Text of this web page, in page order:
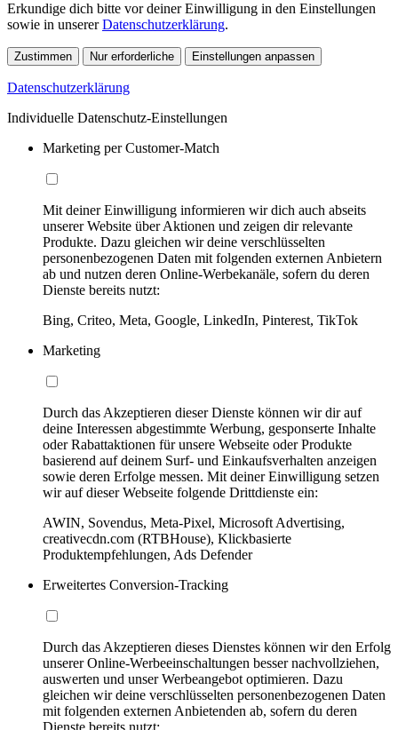
Erkundige dich bitte vor deiner Einwilligung in den Einstellungen
sowie in unsererDatenschutzerklärung.
Zustimmen Nur erforderliche Einstellungen anpassen
Datenschutzerklärung
Individuelle Datenschutz-Einstellungen
Marketing per Customer-Match
Mit deiner Einwilligung informieren wir dich auch abseits
unserer Website über Aktionen und zeigen dir relevante
Produkte. Dazu gleichen wir deine verschlüsselten
personenbezogenen Daten mit folgenden externen Anbietern
ab und nutzen deren Online-Werbekanäle, sofern du deren
Dienste bereits nutzt:
Bing, Criteo, Meta, Google, LinkedIn, Pinterest, TikTok
Marketing
Durch das Akzeptieren dieser Dienste können wir dir auf
deine Interessen abgestimmte Werbung, gesponserte Inhalte
oder Rabattaktionen für unsere Webseite oder Produkte
basierend auf deinem Surf- und Einkaufsverhalten anzeigen
sowie deren Erfolge messen. Mit deiner Einwilligung setzen
wir auf dieser Webseite folgende Drittdienste ein:
AWIN, Sovendus, Meta-Pixel, Microsoft Advertising,
creativecdn.com (RTBHouse), Klickbasierte
Produktempfehlungen, Ads Defender
Erweitertes Conversion-Tracking
Durch das Akzeptieren dieses Dienstes können wir den Erfolg
unserer Online-Werbeeinschaltungen besser nachvollziehen,
auswerten und unser Werbeangebot optimieren. Dazu
gleichen wir deine verschlüsselten personenbezogenen Daten
mit folgenden externen Anbietenden ab, sofern du deren
Dienste bereits nutzt: